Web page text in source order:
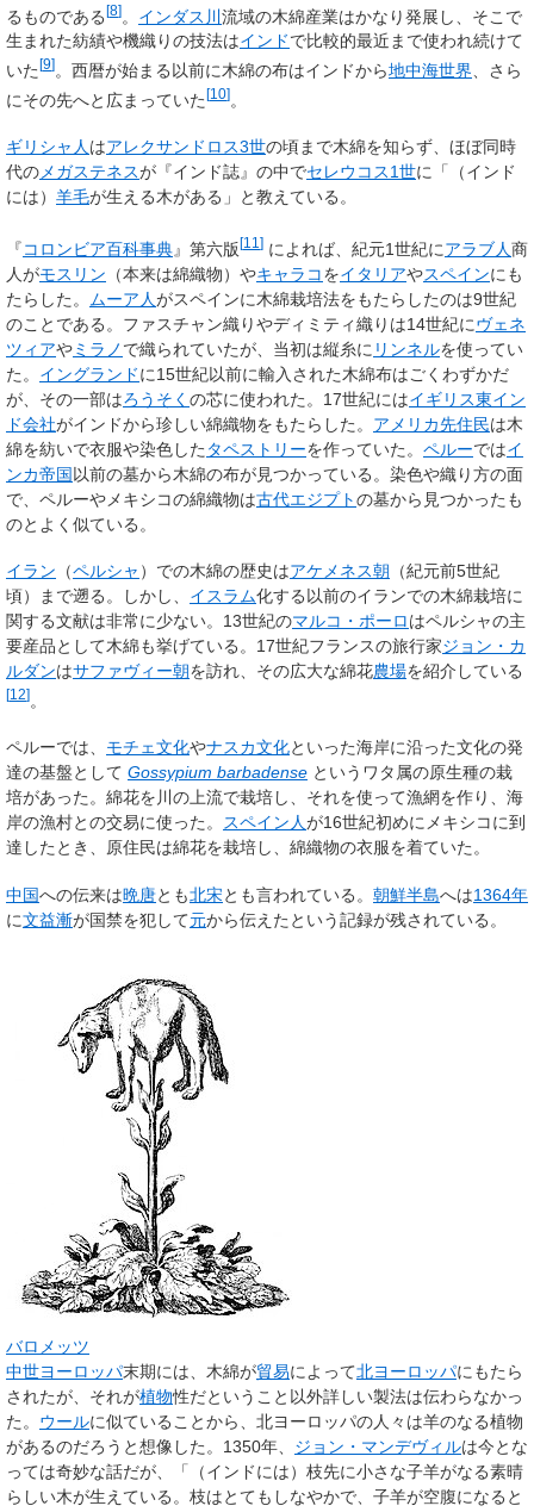
るものである[8]。 インダス川流域の木綿産業はかなり発展し、そこで
生まれた紡績や機織りの技法はインドで比較的最近まで使われ続けて
いた [9] 。西暦が始まる以前に木綿の布はインドから地中海世界 、さら
にその先へと広まっていた[10]。
ギリシャ人はアレクサンドロス3世の頃まで木綿を知らず、ほぼ同時
代のメガステネスが『インド誌』の中でセレウコス1世に「（インド
には） 羊毛が生える木がある」と教えている。
『コロンビア百科事典』第六版[11 ] によれば、紀元1世紀にアラブ人商
人がモスリン （本来は綿織物）やキャラコをイタリアやスペインにも
たらした。
ムーア人がスペインに木綿栽培法をもたらしたのは9世紀
のことである。ファスチャン織りやディミティ織りは14世紀にヴェネ
ツィアやミラノ で織られていたが、当初は縦糸に リンネルを使ってい
た。 イングランドに15世紀以前に輸入された木綿布はごくわずかだ
が、その一部はろうそく の芯に使われた。17世紀にはイギリス東イン
ド会社がインドから珍しい綿織物をもたらした。 アメリカ先住民は木
綿を紡いで衣服や染色した タペストリーを作っていた。 ペルーではイ
ンカ帝国以前の墓から木綿の布が見つかっている。染色や織り方の面
で、ペルーやメキシコの綿織物は古代エジプトの墓から見つかったも
のとよく似ている。
イラン （ペルシャ ）での木綿の歴史はアケメネス朝 （紀元前5世紀
頃）まで遡る。しかし、 イスラム化する以前のイランでの木綿栽培に
関する文献は非常に少ない。13世紀のマルコ・ポーロはペルシャの主
要産品として木綿も挙げている。17世紀フランスの旅行家ジョン・カ
ルダンはサファヴィー朝を訪れ、その広大な綿花農場を紹介している
[12] 。
ペルーでは、 モチェ文化やナスカ文化といった海岸に沿った文化の発
達の基盤として Gossypium barbadense というワタ属の原生種の栽
培があった。綿花を川の上流で栽培し、それを使って漁網を作り、海
岸の漁村との交易に使った。 スペイン人が16世紀初めにメキシコに到
達したとき、原住民は綿花を栽培し、綿織物の衣服を着ていた。
中国への伝来は晩唐とも北宋とも言われている。 朝鮮半島へは1364年
に文益漸が国禁を犯して元から伝えたという記録が残されている。
バロメッツ
中世ヨーロッパ末期には、木綿が貿易によって北ヨーロッパにもたら
されたが、それが植物性だということ以外詳しい製法は伝わらなかっ
た。 ウールに似ていることから、北ヨーロッパの人々は羊のなる植物
があるのだろうと想像した。1350年、 ジョン・マンデヴィルは今とな
っては奇妙な話だが、「（インドには）枝先に小さな子羊がなる素晴
らしい木が生えている。枝はとてもしなやかで、子羊が空腹になると